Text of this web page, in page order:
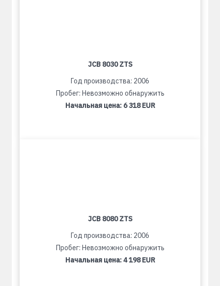
JCB 8030 ZTS
Год производства: 2006
Пробег: Невозможно обнаружить
Начальная цена: 6 318 EUR
JCB 8080 ZTS
Год производства: 2006
Пробег: Невозможно обнаружить
Начальная цена:4 198 EUR